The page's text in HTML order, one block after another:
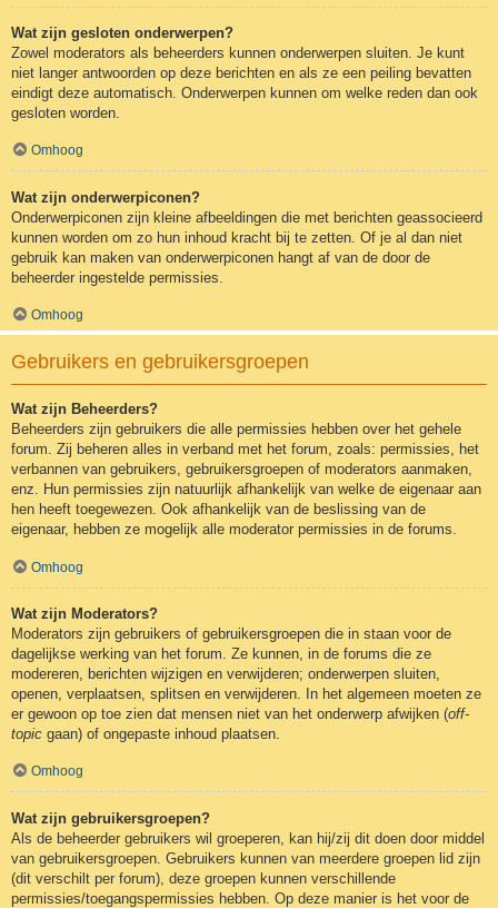
Wat zijn gesloten onderwerpen?
Zowel moderators als beheerders kunnen onderwerpen sluiten. Je kunt
niet langer antwoorden op deze berichten en als ze een peiling bevatten
eindigt deze automatisch. Onderwerpen kunnen om welke reden dan ook
gesloten worden.
Omhoog
Wat zijn onderwerpiconen?
Onderwerpiconen zijn kleine afbeeldingen die met berichten geassocieerd
kunnen worden om zo hun inhoud kracht bij te zetten. Of je al dan niet
gebruik kan maken van onderwerpiconen hangt af van de door de
beheerder ingestelde permissies.
Omhoog
Gebruikers en gebruikersgroepen
Wat zijn Beheerders?
Beheerders zijn gebruikers die alle permissies hebben over het gehele
forum. Zij beheren alles in verband met het forum, zoals: permissies, het
verbannen van gebruikers, gebruikersgroepen of moderators aanmaken,
enz. Hun permissies zijn natuurlijk afhankelijk van welke de eigenaar aan
hen heeft toegewezen. Ook afhankelijk van de beslissing van de
eigenaar, hebben ze mogelijk alle moderator permissies in de forums.
Omhoog
Wat zijn Moderators?
Moderators zijn gebruikers of gebruikersgroepen die in staan voor de
dagelijkse werking van het forum. Ze kunnen, in de forums die ze
modereren, berichten wijzigen en verwijderen; onderwerpen sluiten,
openen, verplaatsen, splitsen en verwijderen. In het algemeen moeten ze
er gewoon op toe zien dat mensen niet van het onderwerp afwijken (off-
topic gaan) of ongepaste inhoud plaatsen.
Omhoog
Wat zijn gebruikersgroepen?
Als de beheerder gebruikers wil groeperen, kan hij/zij dit doen door middel
van gebruikersgroepen. Gebruikers kunnen van meerdere groepen lid zijn
(dit verschilt per forum), deze groepen kunnen verschillende
permissies/toegangspermissies hebben. Op deze manier is het voor de